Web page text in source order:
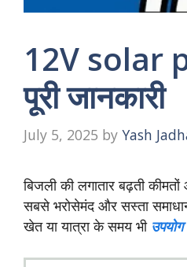
12V solar
पूरी जानकारी
July 5, 2025 by Yash
बिजली की लगातार बढ़ती
सबसे भरोसेमंद और सस्ता
खेत या यात्रा के समय भी